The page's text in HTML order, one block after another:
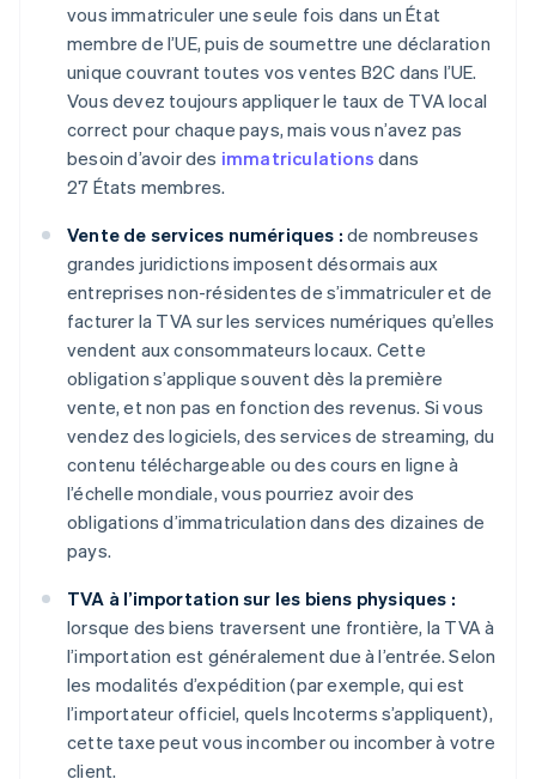
vous immatriculer une seule fois dans un État
membre de l’UE, puis de soumettre une déclaration
unique couvrant toutes vos ventes B2C dans l’UE.
Vous devez toujours appliquer le taux de TVA local
correct pour chaque pays, mais vous n’avez pas
besoin d’avoir des immatriculations dans
27 États membres.
Vente de services numériques : de nombreuses
grandes juridictions imposent désormais aux
entreprises non-résidentes de s’immatriculer et de
facturer la TVA sur les services numériques qu’elles
vendent aux consommateurs locaux. Cette
obligation s’applique souvent dès la première
vente, et non pas en fonction des revenus. Si vous
vendez des logiciels, des services de streaming, du
contenu téléchargeable ou des cours en ligne à
l’échelle mondiale, vous pourriez avoir des
obligations d’immatriculation dans des dizaines de
pays.
TVA à l’importation sur les biens physiques :
lorsque des biens traversent une frontière, la TVA à
l’importation est généralement due à l’entrée. Selon
les modalités d’expédition (par exemple, qui est
l’importateur officiel, quels Incoterms s’appliquent),
cette taxe peut vous incomber ou incomber à votre
client.